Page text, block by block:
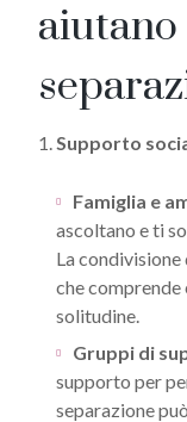
1.Supporto
Famiglia e
ascoltano e ti
La
che comprende
solitudine.
Gruppi di
supporto per
separazione